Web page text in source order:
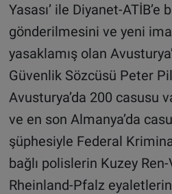
Yasası’ ile Diyanet-ATİB’e
gönderilmesini ve yeni
yasaklamış olan
Güvenlik Sözcüsü Peter
Avusturya’da 200 casusu
ve en son Almanya’da
şüphesiyle Federal
bağlı polislerin Kuzey
Rheinland-Pfalz